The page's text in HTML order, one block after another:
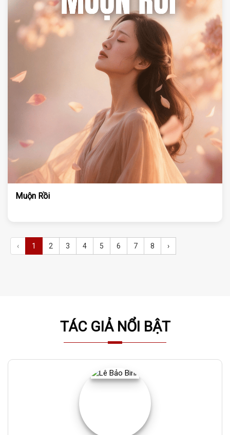
Muộn Rồi
‹ 1 2 3 4 5 6 7 8 ›
TÁC GIẢ NỔI BẬT